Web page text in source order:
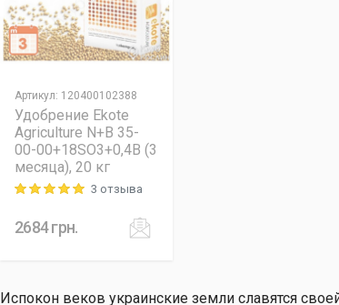
Артикул: 120400102388
Удобрение Ekote
Agriculture N+B 35-
00-00+18SO3+0,4B (3
месяца), 20 кг
Rating: 5 out of 53 отзыва
2684грн.
Испокон веков украинские земли славятся